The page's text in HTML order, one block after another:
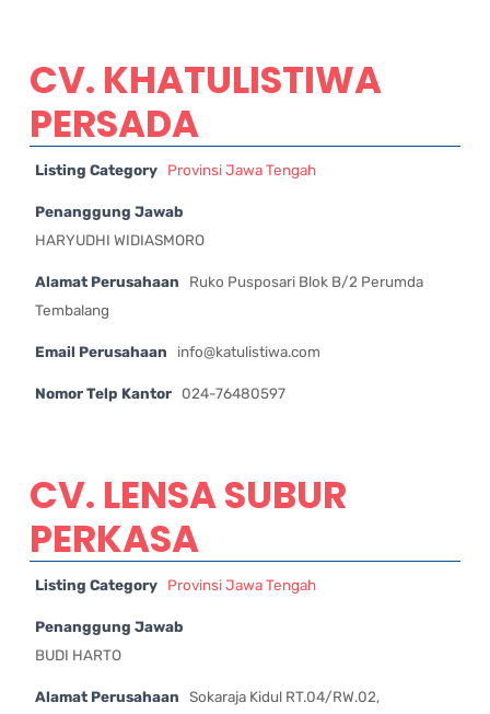
CV. KHATULISTIWA
PERSADA
Listing Category Provinsi Jawa Tengah
Penanggung Jawab
HARYUDHI WIDIASMORO
Alamat Perusahaan
Ruko Pusposari Blok B/2 Perumda
Tembalang
Email Perusahaan info@katulistiwa.com
Nomor Telp Kantor 024-76480597
CV. LENSA SUBUR
PERKASA
Listing Category Provinsi Jawa Tengah
Penanggung Jawab
BUDI HARTO
Alamat Perusahaan
Sokaraja Kidul RT.04/RW.02,